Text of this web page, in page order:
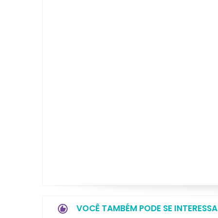
VOCÊ TAMBÉM PODE SE